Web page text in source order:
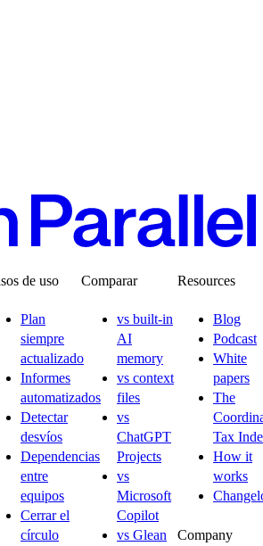
de uso
Plan
siempre
actualizado
Informes
automatizados
Detectar
desvíos
Dependencias
entre
equipos
Cerrar el
círculo
Comparar
vs built-in
AI
memory
vs context
files
vs
ChatGPT
Projects
vs
Microsoft
Copilot
vs Glean
Resources
Blog
Podcast
White
papers
The
Tax
How it
works
Company